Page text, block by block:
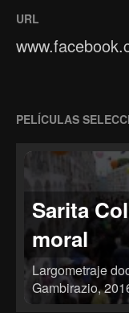
URL
PELÍCULAS
Sarita
moral
Largometraje
Gambirazio,
Durante la fiesta